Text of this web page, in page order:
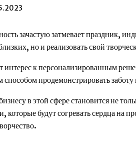
зачастую затмевает праздник,
но и реализовать свой
интерес к персонализированным
продемонстрировать
в этой сфере становится не
которые будут согревать сердца на